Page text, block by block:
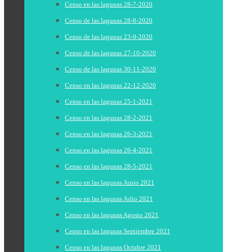
Censo en las lagunas 28-7-2020
Censo de las lagunas 28-8-2020
Censo de las lagunas 23-9-2020
Censo de las lagunas 27-10-2020
Censo de las lagunas 30-11-2020
Censo en las lagunas 22-12-2020
Censo en las lagunas 25-1-2021
Censo en las lagunas 28-2-2021
Censo en las lagunas 26-3-2021
Censo en las lagunas 26-4-2021
Censo en las lagunas 28-5-2021
Censo en las lagunas Junio 2021
Censo en las lagunas Julio 2021
Censo en las lagunas Agosto 2021
Censo en las lagunas Septiembre 2021
Censo en las lagunas Octubre 2021